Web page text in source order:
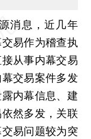
消息，近几年
易作为稽查执
从事内幕交易
交易案件多发
内幕信息、建
然多发，关联
易问题较为突